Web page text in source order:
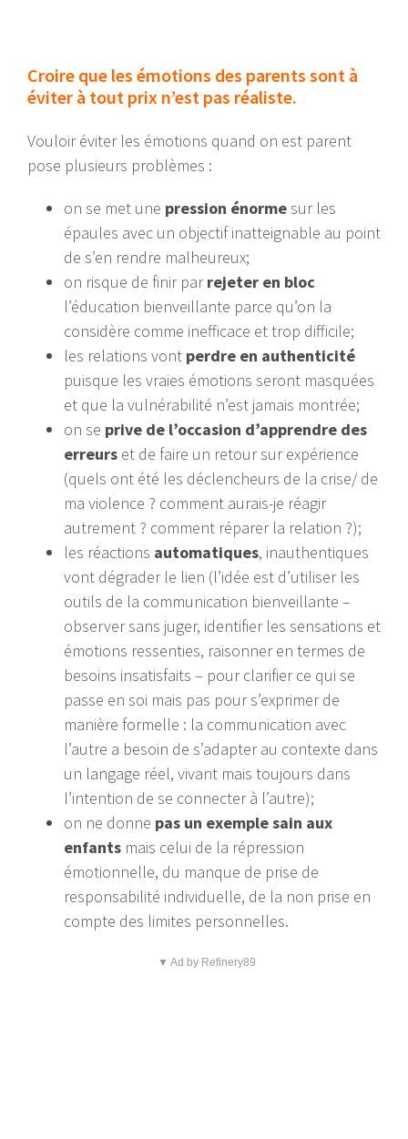
Croire que les émotions des parents sont à
éviter à tout prix n’est pas réaliste.
Vouloir éviter les émotions quand on est parent
pose plusieurs problèmes :
on se met une pression énormesur les
épaules avec un objectif inatteignable au point
de s’en rendre malheureux;
on risque de finir parrejeter en bloc
l’éducation bienveillante parce qu’on la
considère comme inefficace et trop difficile;
les relations vont perdre en authenticité
puisque les vraies émotions seront masquées
et que la vulnérabilité n’est jamais montrée;
on se prive de l’occasion d’apprendre des
erreurs et de faire un retour sur expérience
(quels ont été les déclencheurs de la crise/ de
ma violence ? comment aurais-je réagir
autrement ? comment réparer la relation ?);
les réactions automatiques, inauthentiques
vont dégrader le lien (l’idée est d’utiliser les
outils de la communication bienveillante –
observer sans juger, identifier les sensations et
émotions ressenties, raisonner en termes de
besoins insatisfaits – pour clarifier ce qui se
passe en soi mais pas pour s’exprimer de
manière formelle : la communication avec
l’autre a besoin de s’adapter au contexte dans
un langage réel, vivant mais toujours dans
l’intention de se connecter à l’autre);
on ne donne pas un exemple sain aux
enfants mais celui de la répression
émotionnelle, du manque de prise de
responsabilité individuelle, de la non prise en
compte des limites personnelles.
▼ Ad by Refinery89